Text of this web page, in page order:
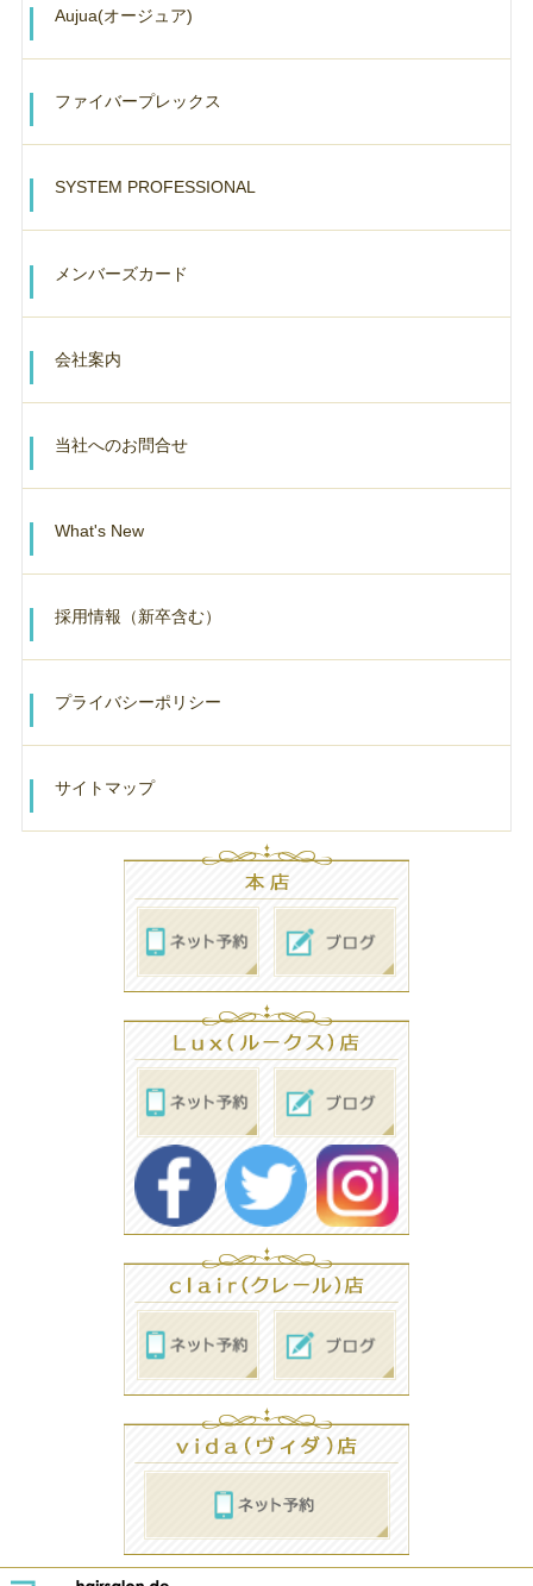
Aujua(オージュア)
ファイバープレックス
SYSTEM PROFESSIONAL
メンバーズカード
会社案内
当社へのお問合せ
What's New
採用情報（新卒含む）
プライバシーポリシー
サイトマップ